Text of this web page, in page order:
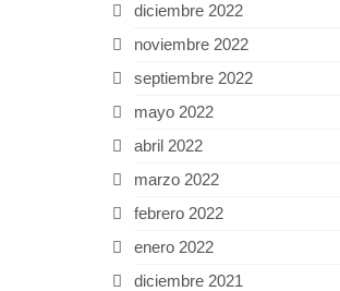
diciembre 2022
noviembre 2022
septiembre 2022
mayo 2022
abril 2022
marzo 2022
febrero 2022
enero 2022
diciembre 2021